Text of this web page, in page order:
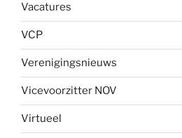
Vacatures
VCP
Verenigingsnieuws
Vicevoorzitter NOV
Virtueel